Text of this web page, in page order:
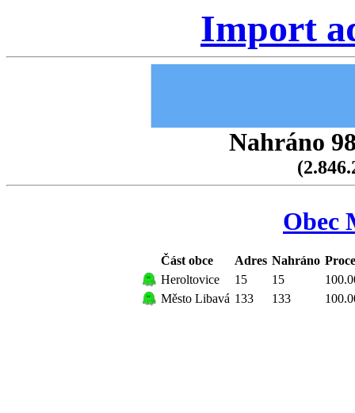
Import
Nahráno
Obec
Část obce Adres Nahráno
Heroltovice
15 15
Město Libavá 133 133